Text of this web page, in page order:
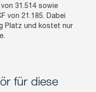
31.514 sowie
von 21.185. Dabei
Platz und kostet nur
für diese